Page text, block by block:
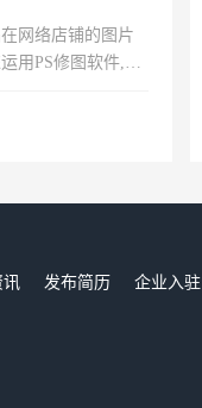
网络店铺的图片
用PS修图软件,工
讯 发布简历 企业入驻